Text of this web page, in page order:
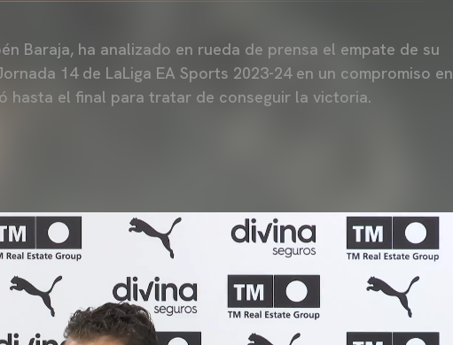
Baraja, ha analizado en rueda de prensa el empate de su
14 de LaLiga EA Sports 2023-24 en un compromiso en
hasta el final para tratar de conseguir la victoria.